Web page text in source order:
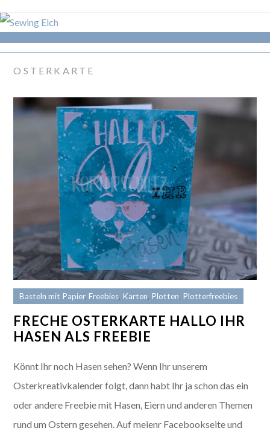
OSTERKARTE
Basteln mit Papier,Freebies, Karten, Plotten, Plotterfreebies
FRECHE OSTERKARTE HALLO IHR
HASEN ALS FREEBIE
Könnt Ihr noch Hasen sehen? Wenn Ihr unserem
Osterkreativkalender folgt, dann habt Ihr ja schon das ein
oder andere Freebie mit Hasen, Eiern und anderen Themen
rund um Ostern gesehen. Auf meienr Facebookseite und